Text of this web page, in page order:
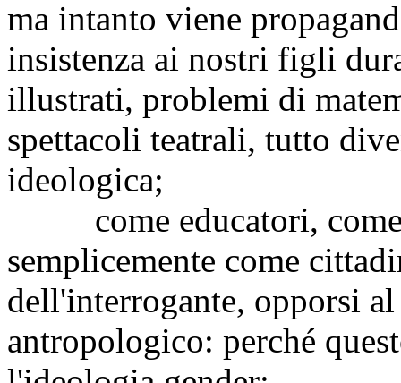
ma intanto viene
insistenza ai nostri figli
illustrati, problemi di
spettacoli teatrali, tutto
ideologica;
come educatori, come
semplicemente come
dell'interrogante, opporsi
antropologico: perché